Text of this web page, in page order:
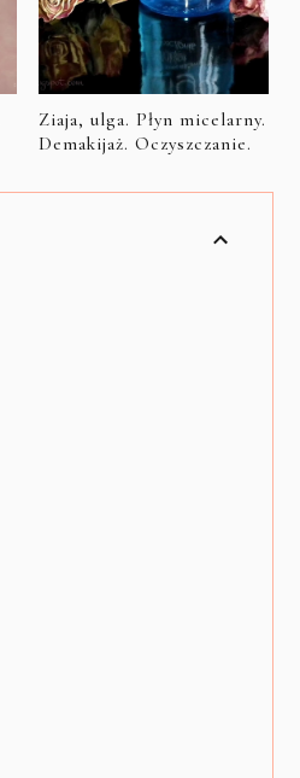
Ziaja, ulga. Płyn micelarny.
Demakijaż. Oczyszczanie.